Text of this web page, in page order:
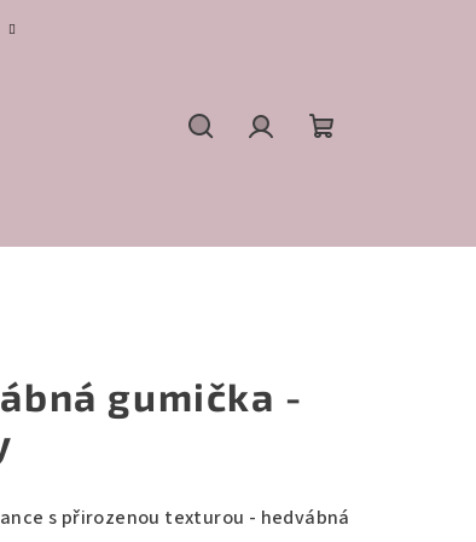
gumička -
s přirozenou texturou - hedvábná